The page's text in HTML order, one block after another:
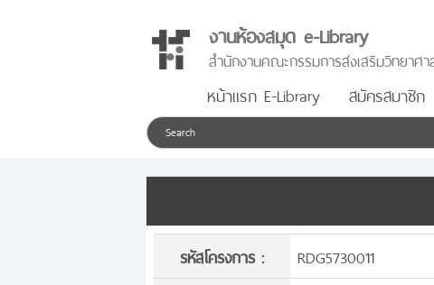
งานห้องสมุด e-Library
สำนักงานคณะกรรมการส่งเสริมวิทยาศ
หน้าแรก E-Library สมัครสมาชิก
รหัสโครงการ : RDG5730011